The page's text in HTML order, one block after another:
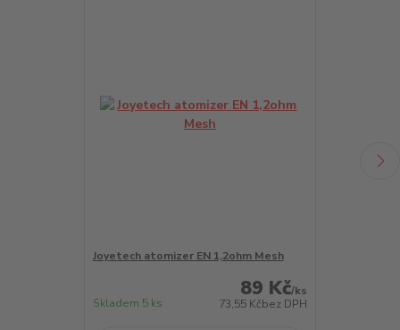
Joyetech atomizer EN 1,2ohm Mesh
89 Kč/ks
73,55 Kčbez DPH
Skladem 5 ks